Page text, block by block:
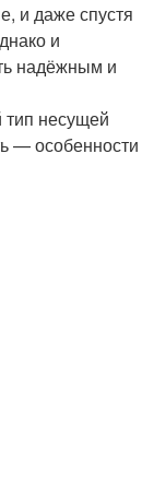
и даже спустя
и
надёжным и
тип несущей
— особенности